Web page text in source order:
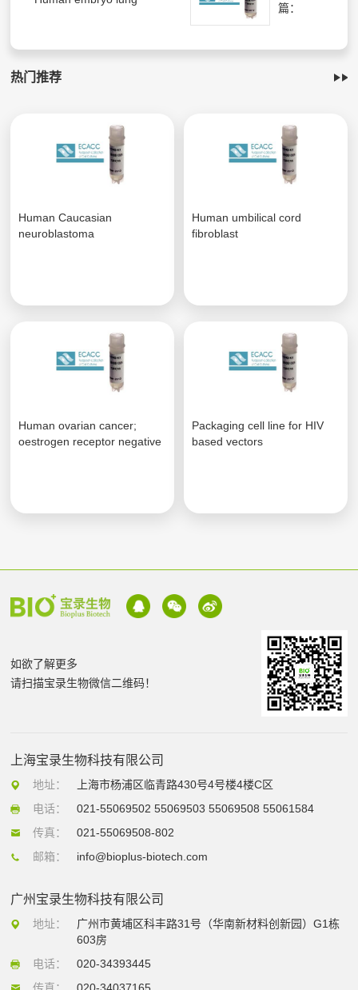
篇：
热门推荐
Human Caucasian
neuroblastoma
Human umbilical cord
fibroblast
Human ovarian cancer;
oestrogen receptor negative
Packaging cell line for HIV
based vectors
如欲了解更多
请扫描宝录生物微信二维码！
上海宝录生物科技有限公司
地址：
上海市杨浦区临青路430号4号楼4楼C区
电话：
021-55069502 55069503 55069508 55061584
传真：
021-55069508-802
邮箱：
info@bioplus-biotech.com
广州宝录生物科技有限公司
地址：
广州市黄埔区科丰路31号（华南新材料创新园）G1栋
603房
电话：
020-34393445